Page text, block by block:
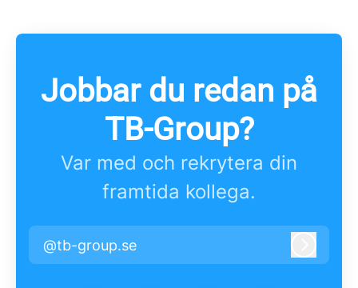
Jobbar du redan på
TB-Group?
Var med och rekrytera din
framtida kollega.
@tb-group.se